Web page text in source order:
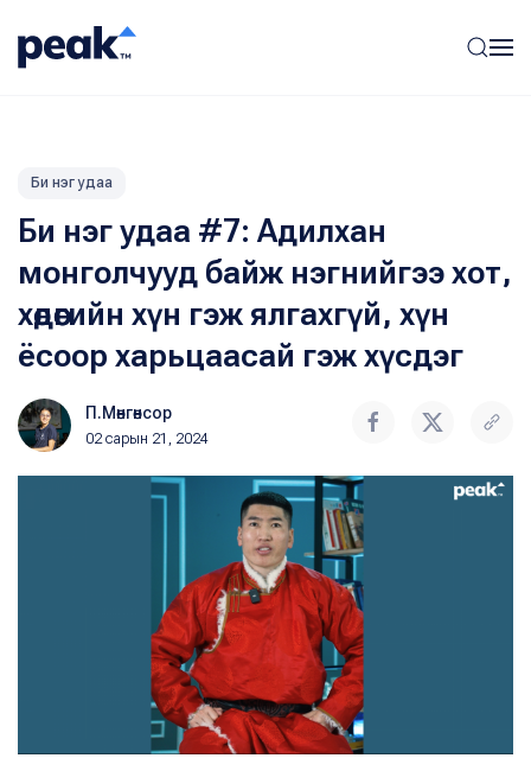
Би нэг удаа
Би нэг удаа #7: Адилхан
монголчууд байж нэгнийгээ хот,
хөдөөгийн хүн гэж ялгахгүй, хүн
ёсоор харьцаасай гэж хүсдэг
П.Мөнгөнсор
02 сарын 21, 2024